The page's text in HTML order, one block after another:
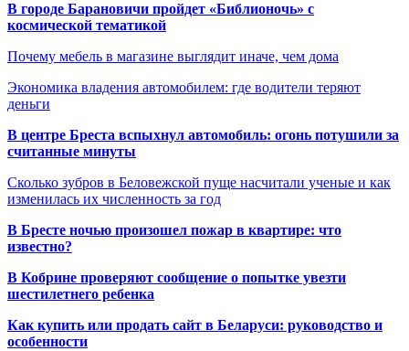
В городе Барановичи пройдет «Библионочь» с
космической тематикой
Почему мебель в магазине выглядит иначе, чем дома
Экономика владения автомобилем: где водители теряют
деньги
В центре Бреста вспыхнул автомобиль: огонь потушили за
считанные минуты
Сколько зубров в Беловежской пуще насчитали ученые и как
изменилась их численность за год
В Бресте ночью произошел пожар в квартире: что
известно?
В Кобрине проверяют сообщение о попытке увезти
шестилетнего ребенка
Как купить или продать сайт в Беларуси: руководство и
особенности